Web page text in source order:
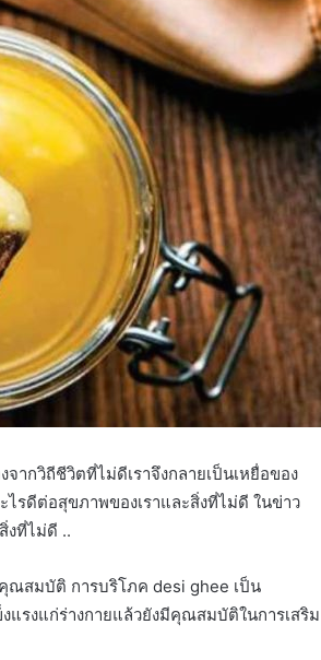
ากวิถีชีวิตที่ไม่ดีเราจึงกลายเป็นเหยื่อของ
ไรดีต่อสุขภาพของเราและสิ่งที่ไม่ดี ในข่าว
งที่ไม่ดี ..
ณสมบัติ การบริโภค desi ghee เป็น
รงแก่ร่างกายแล้วยังมีคุณสมบัติในการเสริม